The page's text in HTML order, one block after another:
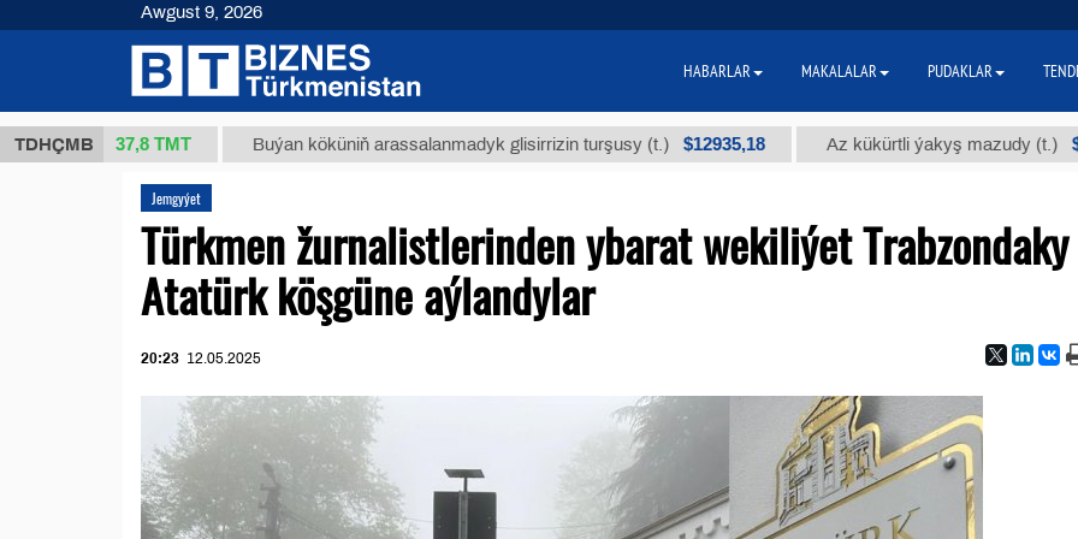
TDHÇMB
(kg.) 37,8 ТМТ Buýan köküniň arassalanmadyk glisirrizin turşusy (t.) $12935,18 Az kükürtli ýakyş mazudy (t.) $300
Jemgyýet
Türkmen žurnalistlerinden ybarat wekiliýet Trabzondaky
Atatürk köşgüne aýlandylar
20:23 12.05.2025
Awgust 9, 2026
HABARLAR MAKALALAR PUDAKLAR